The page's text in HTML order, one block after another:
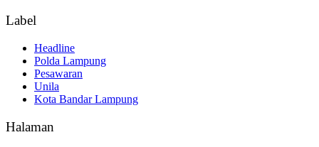
Label
Headline
Polda Lampung
Pesawaran
Unila
Kota Bandar Lampung
Halaman